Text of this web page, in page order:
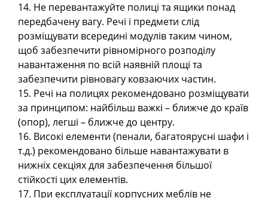
14. Не перевантажуйте полиці та ящики понад
передбачену вагу. Речі і предмети слід
розміщувати всередині модулів таким чином,
щоб забезпечити рівномірного розподілу
навантаження по всій наявній площі та
забезпечити рівновагу ковзаючих частин.
15. Речі на полицях рекомендовано розміщувати
за принципом: найбільш важкі – ближче до країв
(опор), легші – ближче до центру.
16. Високі елементи (пенали, багатоярусні шафи і
т.д.) рекомендовано більше навантажувати в
нижніх секціях для забезпечення більшої
стійкості цих елементів.
17. При експлуатації корпусних меблів не